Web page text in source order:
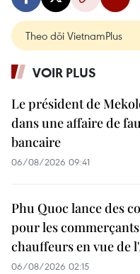
Theo dõi VietnamPlus
VOIR PLUS
Le président de
dans une affaire de
bancaire
06/08/2026 09:41
Phu Quoc lance des
pour les
chauffeurs en vue de
06/08/2026 02:15